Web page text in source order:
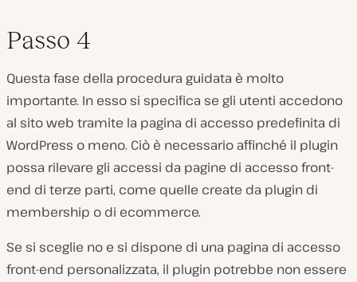
Passo 4
Questa fase della procedura guidata è molto
importante. In esso si specifica se gli utenti accedono
al sito web tramite la pagina di accesso predefinita di
WordPress o meno. Ciò è necessario affinché il plugin
possa rilevare gli accessi da pagine di accesso front-
end di terze parti, come quelle create da plugin di
membership o di ecommerce.
Se si sceglie no e si dispone di una pagina di accesso
front-end personalizzata, il plugin potrebbe non essere